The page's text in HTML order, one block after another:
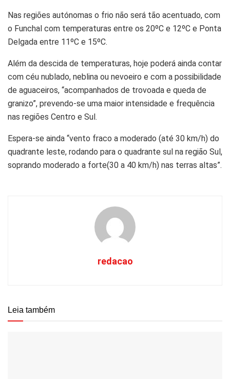
Nas regiões autónomas o frio não será tão acentuado, com
o Funchal com temperaturas entre os 20ºC e 12ºC e Ponta
Delgada entre 11ºC e 15ºC.
Além da descida de temperaturas, hoje poderá ainda contar
com céu nublado, neblina ou nevoeiro e com a possibilidade
de aguaceiros, “acompanhados de trovoada e queda de
granizo”, prevendo-se uma maior intensidade e frequência
nas regiões Centro e Sul.
Espera-se ainda “vento fraco a moderado (até 30 km/h) do
quadrante leste, rodando para o quadrante sul na região Sul,
soprando moderado a forte(30 a 40 km/h) nas terras altas”.
redacao
Leia também